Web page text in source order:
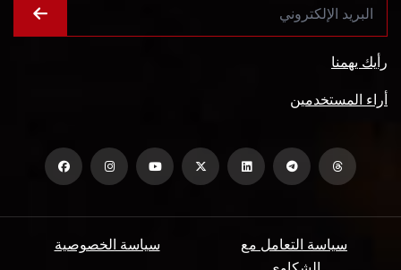
رأيك يهمنا
أراء المستخدمين
سياسة الخصوصية
سياسة التعامل مع